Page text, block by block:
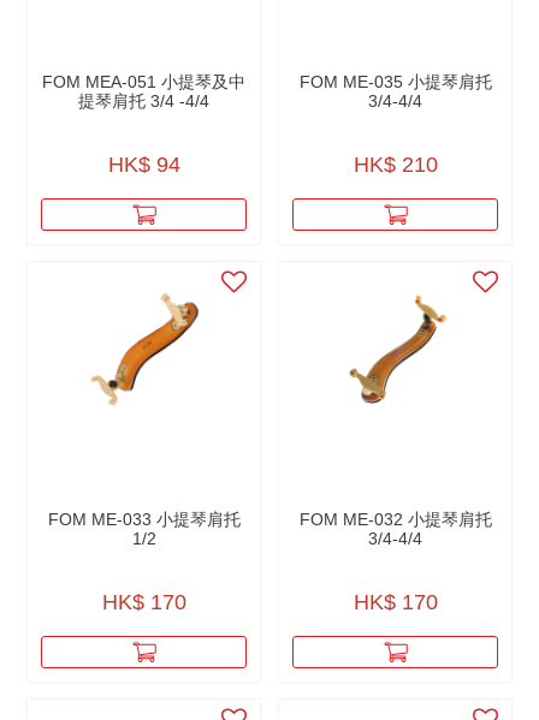
FOM MEA-051 小提琴及中
提琴肩托 3/4 -4/4
HK$ 94
FOM ME-035 小提琴肩托
3/4-4/4
HK$ 210
FOM ME-033 小提琴肩托
1/2
HK$ 170
FOM ME-032 小提琴肩托
3/4-4/4
HK$ 170